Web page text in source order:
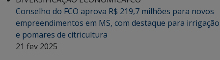
Conselho do FCO aprova R$ 219,7 milhões para novos
empreendimentos em MS, com destaque para irrigação
e pomares de citricultura
21 fev 2025